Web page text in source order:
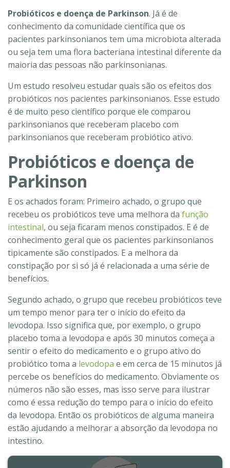
Probióticos e doença de Parkinson. Já é de
conhecimento da comunidade científica que os
pacientes parkinsonianos tem uma microbiota alterada
ou seja tem uma flora bacteriana intestinal diferente da
maioria das pessoas não parkinsonianas.
Um estudo resolveu estudar quais são os efeitos dos
probióticos nos pacientes parkinsonianos. Esse estudo
é de muito peso científico porque ele comparou
parkinsonianos que receberam placebo com
parkinsonianos que receberam probiótico ativo.
Probióticos e doença de
Parkinson
E os achados foram: Primeiro achado, o grupo que
recebeu os probióticos teve uma melhora da função
intestinal, ou seja ficaram menos constipados. E é de
conhecimento geral que os pacientes parkinsonianos
tipicamente são constipados. E a melhora da
constipação por si só já é relacionada a uma série de
benefícios.
Segundo achado, o grupo que recebeu probióticos teve
um tempo menor para ter o início do efeito da
levodopa. Isso significa que, por exemplo, o grupo
placebo toma a levodopa e após 30 minutos começa a
sentir o efeito do medicamento e o grupo ativo do
probiótico toma a levodopa e em cerca de 15 minutos já
percebe os benefícios do medicamento. Obviamente os
números não são esses, mas isso serve para ilustrar
como é essa redução do tempo para o início do efeito
da levodopa. Então os probióticos de alguma maneira
estão ajudando a melhorar a absorção da levodopa no
intestino.